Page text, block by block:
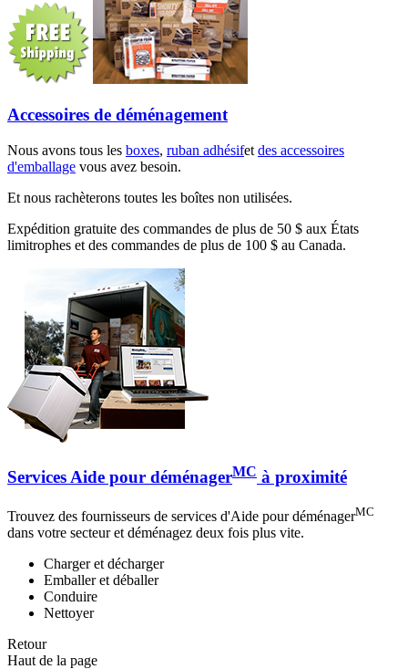
Accessoires de déménagement
Nous avons tous les boxes, ruban adhésifet des accessoires
d'emballage vous avez besoin.
Et nous rachèterons toutes les boîtes non utilisées.
Expédition gratuite des commandes de plus de 50 $ aux États
limitrophes et des commandes de plus de 100 $ au Canada.
Services Aide pour déménagerMC à proximité
Trouvez des fournisseurs de services d'Aide pour déménagerMC
dans votre secteur et déménagez deux fois plus vite.
Charger et décharger
Emballer et déballer
Conduire
Nettoyer
Retour
Haut de la page